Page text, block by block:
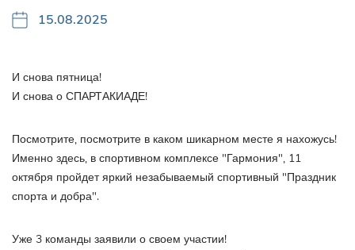
15.08.2025
И снова пятница!
И снова о СПАРТАКИАДЕ!
Посмотрите, посмотрите в каком шикарном месте я нахожусь!
Именно здесь, в спортивном комплексе "Гармония", 11
октября пройдет яркий незабываемый спортивный "Праздник
спорта и добра".
Уже 3 команды заявили о своем участии!